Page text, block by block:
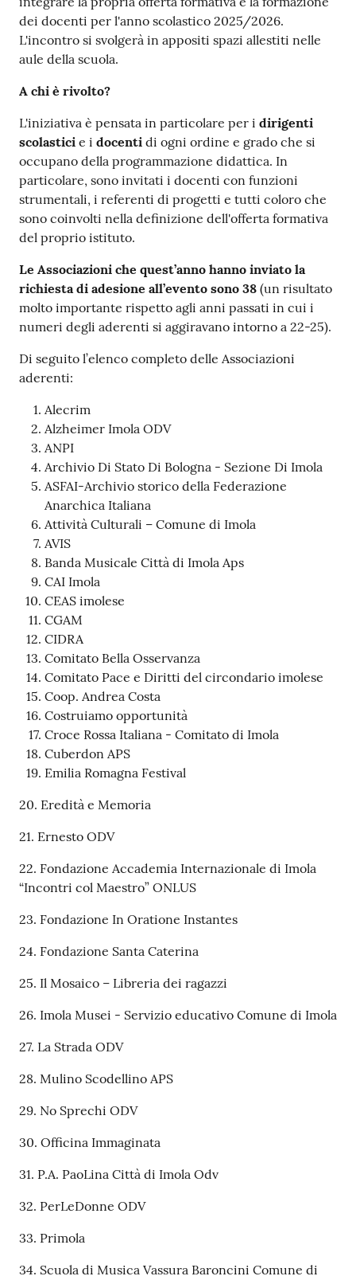
dei docenti per l'anno scolastico 2025/2026.
L'incontro si svolgerà in appositi spazi allestiti nelle
aule della scuola.
A chi è rivolto?
L'iniziativa è pensata in particolare per i dirigenti
scolastici e i docenti di ogni ordine e grado che si
occupano della programmazione didattica. In
particolare, sono invitati i docenti con funzioni
strumentali, i referenti di progetti e tutti coloro che
sono coinvolti nella definizione dell'offerta formativa
del proprio istituto.
Le Associazioni che quest’anno hanno inviato la
richiesta di adesione all’evento sono 38 (un risultato
molto importante rispetto agli anni passati in cui i
numeri degli aderenti si aggiravano intorno a 22-25).
Di seguito l’elenco completo delle Associazioni
aderenti:
Alecrim
Alzheimer Imola ODV
ANPI
Archivio Di Stato Di Bologna - Sezione Di Imola
ASFAI-Archivio storico della Federazione
Anarchica Italiana
Attività Culturali – Comune di Imola
AVIS
Banda Musicale Città di Imola Aps
CAI Imola
CEAS imolese
CGAM
CIDRA
Comitato Bella Osservanza
Comitato Pace e Diritti del circondario imolese
Coop. Andrea Costa
Costruiamo opportunità
Croce Rossa Italiana - Comitato di Imola
Cuberdon APS
Emilia Romagna Festival
20. Eredità e Memoria
21. Ernesto ODV
22. Fondazione Accademia Internazionale di Imola
“Incontri col Maestro” ONLUS
23. Fondazione In Oratione Instantes
24. Fondazione Santa Caterina
25. Il Mosaico – Libreria dei ragazzi
26. Imola Musei - Servizio educativo Comune di Imola
27. La Strada ODV
28. Mulino Scodellino APS
29. No Sprechi ODV
30. Officina Immaginata
31. P.A. PaoLina Città di Imola Odv
32. PerLeDonne ODV
33. Primola
34. Scuola di Musica Vassura Baroncini Comune di